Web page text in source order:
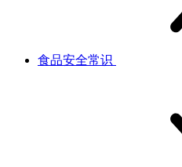
食品安全常识